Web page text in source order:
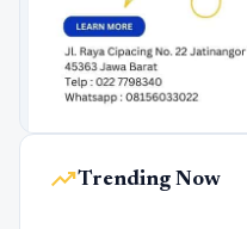
trending_upTrending Now